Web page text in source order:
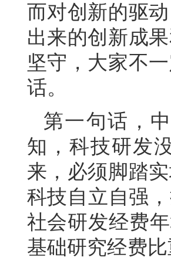
而对创新的驱
出来的创新成
坚守，大家不
话。
第一句话，
知，科技研发
来，必须脚踏
科技自立自强
社会研发经费
基础研究经费